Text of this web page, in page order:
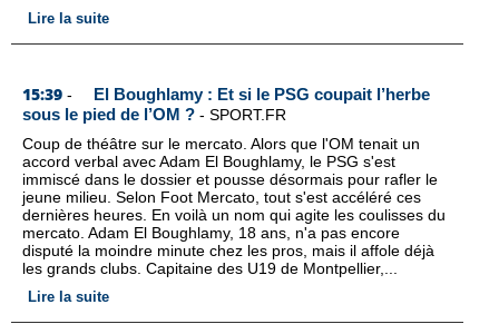
Lire la suite
15:39 -
El Boughlamy : Et si le PSG coupait l’herbe
sous le pied de l’OM ? - SPORT.FR
Coup de théâtre sur le mercato. Alors que l'OM tenait un
accord verbal avec Adam El Boughlamy, le PSG s'est
immiscé dans le dossier et pousse désormais pour rafler le
jeune milieu. Selon Foot Mercato, tout s'est accéléré ces
dernières heures. En voilà un nom qui agite les coulisses du
mercato. Adam El Boughlamy, 18 ans, n'a pas encore
disputé la moindre minute chez les pros, mais il affole déjà
les grands clubs. Capitaine des U19 de Montpellier,...
Lire la suite